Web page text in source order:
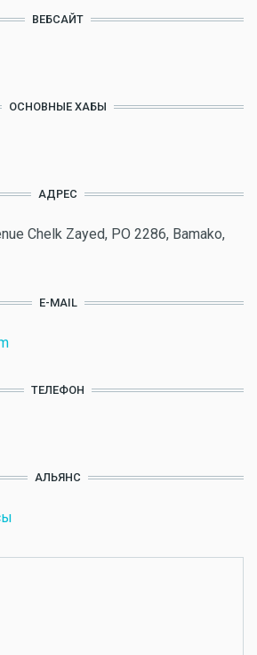
ВЕБСАЙТ
ОСНОВНЫЕ ХАБЫ
АДРЕС
Chelk Zayed, PO 2286, Bamako,
E-MAIL
ТЕЛЕФОН
АЛЬЯНС